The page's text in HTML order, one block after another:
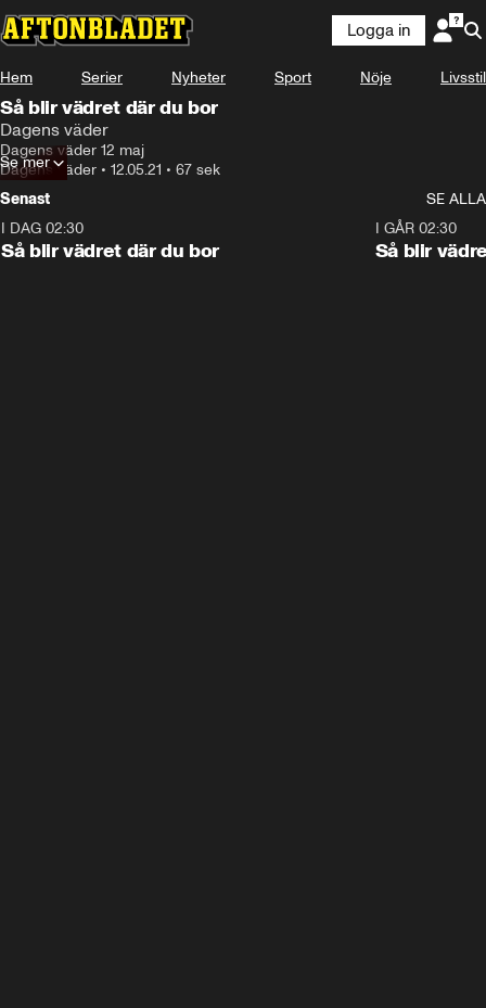
Logga in
Hem Serier Nyheter Sport Nöje Livsstil
Så blir vädret där du bor
Dagens väder
Dagens väder 12 maj
Dagens väder • 12.05.21 • 67 sek
Se mer
Senast
SE ALLA
I DAG 02:30
Så blir vädret där du bor
I GÅR 02:30
Så blir